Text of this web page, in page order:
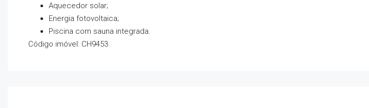
Aquecedor solar;
Energia fotovoltaica;
Piscina com sauna integrada.
Código imóvel: CH9453